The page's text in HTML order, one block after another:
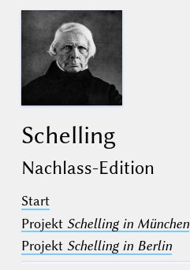
Schelling
Nachlass-Edition
Start
Projekt Schelling in München
Projekt Schelling in Berlin